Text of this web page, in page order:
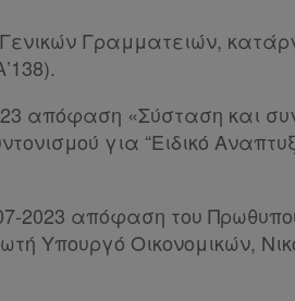
Γραμματειών,
απόφαση «Σύσταση και
για “Ειδικό
2023 απόφαση του
Υπουργό Οικονομικών,